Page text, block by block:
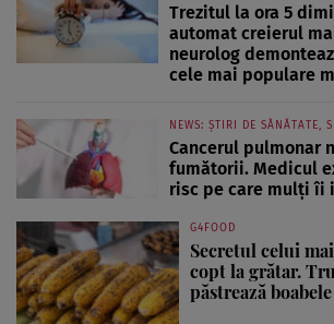
Trezitul la ora 5
automat creierul
neurolog
cele mai populare
NEWS: ȘTIRI DE SĂNĂTATE,
Cancerul pulmonar
fumătorii. Medicul
risc pe care mulți îi
G4FOOD
Secretul celui
copt la grătar.
păstrează